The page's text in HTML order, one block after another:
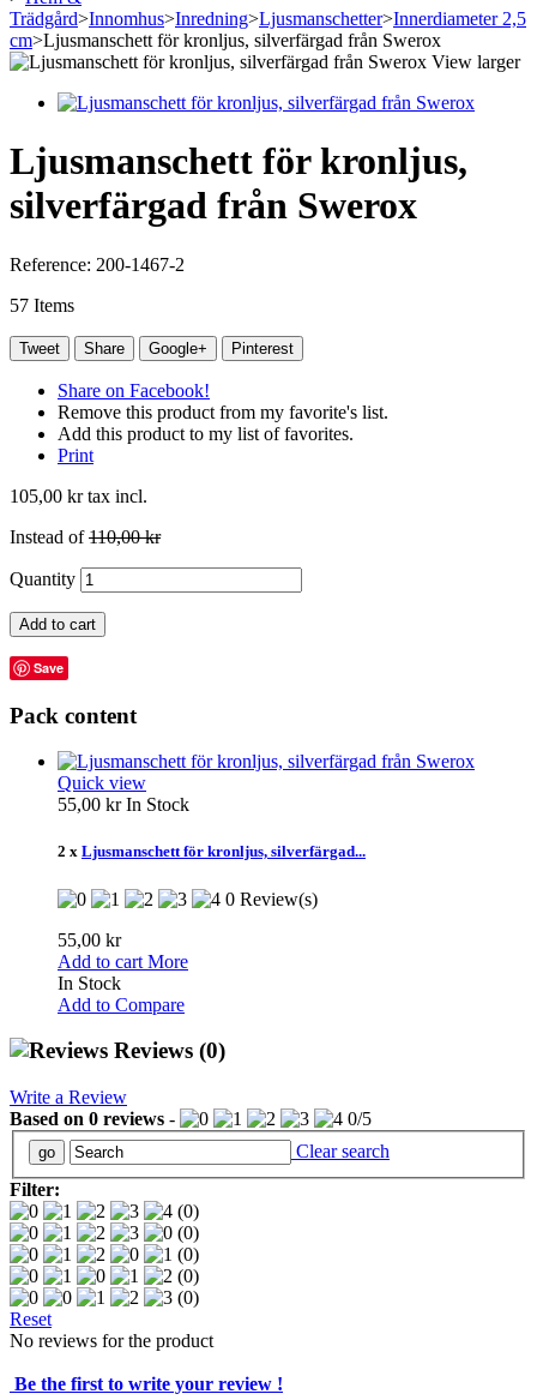
Trädgård>Innomhus>Inredning>Ljusmanschetter>Innerdiameter 2,5
cm>Ljusmanschett för kronljus, silverfärgad från Swerox
View larger
Ljusmanschett för kronljus,
silverfärgad från Swerox
Reference: 200-1467-2
57 Items
Tweet Share Google+ Pinterest
Share on Facebook!
Remove this product from my favorite's list.
Add this product to my list of favorites.
Print
105,00 krtax incl.
Instead of110,00 kr
Quantity
Add to cart
Save
Pack content
Quick view
55,00 krIn Stock
2 x Ljusmanschett för kronljus, silverfärgad...
0 Review(s)
55,00 kr
Add to cart More
In Stock
Add to Compare
Reviews (0)
Write a Review
Based on 0 reviews - 0/5
Clear search
Filter:
(0)
(0)
(0)
(0)
(0)
Reset
No reviews for the product
Be the first to write your review !